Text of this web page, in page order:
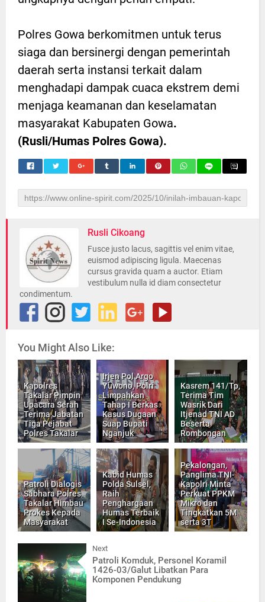
Polres Gowa berkomitmen untuk terus
siaga dan bersinergi dengan pemerintah
daerah serta instansi terkait dalam
menghadapi dampak cuaca ekstrem demi
menjaga keamanan dan keselamatan
masyarakat Kabupaten Gowa.
(Rusli/Humas Polres Gowa).
Rusli Cikoang
Fusce justo lacus, sagittis vel enim vitae,
euismod adipiscing ligula. Maecenas
cursus gravida quam a auctor. Etiam
vestibulum nulla id diam consectetur
condimentum.
You Might Also Like:
Kapolres
Takalar Pimpin
Upacara Serah
Terima Jabatan
Tiga Pejabat
Polres Takalar
Irjen Pol Argo
Yuwono, Polri
Limpahkan
Tahap I Berkas
Kasus Dugaan
Suap Bupati
Nganjuk
Kasrem 141/Tp,
Terima Tim
Wasrik Dari
Itjenad TNI AD
Beserta
Rombongan
Patroli Dialogis
Sabhara Polres
Takalar Himbau
Prokes Kepada
Masyarakat
Kabid Humas
Polda Sulsel,
Raih
Penghargaan
Humas Terbaik
I Se-Indonesia
Pekalongan,
Panglima TNI-
Kapolri Minta
Perkuat PPKM
Mikro dan
Tingkatkan 5M
serta 3T
Next
Patroli Komduk, Personel Koramil
1426-03/Galut Libatkan Para
Komponen Pendukung